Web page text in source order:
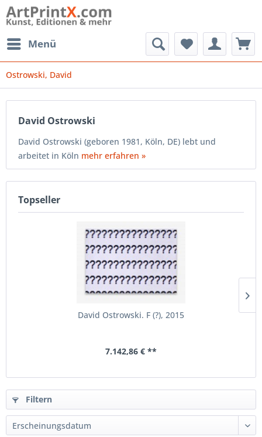
Menü
Ostrowski, David
David Ostrowski
David Ostrowski (geboren 1981, Köln, DE) lebt und
arbeitet in Köln mehr erfahren »
Topseller
David Ostrowski. F (?), 2015
7.142,86 € **
Filtern